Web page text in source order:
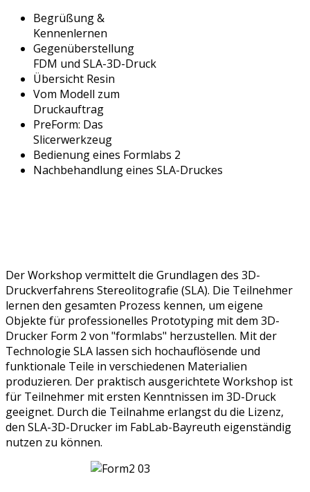
Begrüßung &
Kennenlernen
Gegenüberstellung
FDM und SLA-3D-Druck
Übersicht Resin
Vom Modell zum
Druckauftrag
PreForm: Das
Slicerwerkzeug
Bedienung eines Formlabs 2
Nachbehandlung eines SLA-Druckes
Der Workshop vermittelt die Grundlagen des 3D-
Druckverfahrens Stereolitografie (SLA). Die Teilnehmer
lernen den gesamten Prozess kennen, um eigene
Objekte für professionelles Prototyping mit dem 3D-
Drucker Form 2 von "formlabs" herzustellen. Mit der
Technologie SLA lassen sich hochauflösende und
funktionale Teile in verschiedenen Materialien
produzieren. Der praktisch ausgerichtete Workshop ist
für Teilnehmer mit ersten Kenntnissen im 3D-Druck
geeignet. Durch die Teilnahme erlangst du die Lizenz,
den SLA-3D-Drucker im FabLab-Bayreuth eigenständig
nutzen zu können.